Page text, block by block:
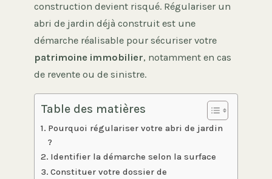
construction devient risqué. Régulariser un
abri de jardin déjà construit est une
démarche réalisable pour sécuriser votre
patrimoine immobilier, notamment en cas
de revente ou de sinistre.
Table des matières
Pourquoi régulariser votre abri de jardin
?
Identifier la démarche selon la surface
Constituer votre dossier de